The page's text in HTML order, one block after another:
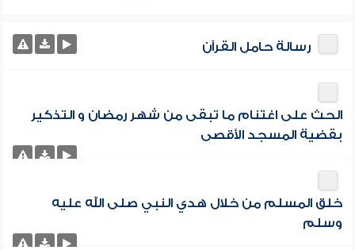
رسالة حامل القرآن
الحث على اغتنام ما تبقى من شهر رمضان و التذكير
بقضية المسجد الأقصى
خلق المسلم من خلال هدي النبي صلى الله عليه
وسلم